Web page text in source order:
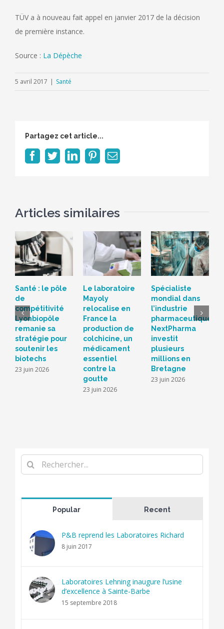
TÜV a à nouveau fait appel en janvier 2017 de la décision
de première instance.
Source : La Dépèche
5 avril 2017 | Santé
Partagez cet article...
Facebook
TwitterLinkedInPinterest
Email
Articles similaires
Santé : le pôle
de
compétitivité
Lyonbiopôle
remanie sa
stratégie pour
soutenir les
biotechs
23 juin 2026
Le laboratoire
Mayoly
relocalise en
France la
production de
colchicine, un
médicament
essentiel
contre la
goutte
23 juin 2026
Spécialiste
mondial dans
l’industrie
pharmaceutique,
NextPharma
investit
plusieurs
millions en
Bretagne
23 juin 2026
Rechercher
Popular Recent
P&B reprend les Laboratoires Richard
8 juin 2017
Laboratoires Lehning inaugure l’usine
d’excellence à Sainte-Barbe
15 septembre 2018